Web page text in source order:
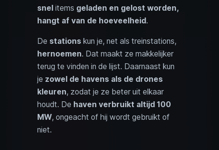
snel items geladen en gelost worden,
hangt af van de hoeveelheid.
De stations kun je, net als treinstations,
hernoemen. Dat maakt ze makkelijker
terug te vinden in de lijst. Daarnaast kun
je zowel de havens als de drones
kleuren, zodat je ze beter uit elkaar
houdt. De haven verbruikt altijd 100
MW, ongeacht of hij wordt gebruikt of
niet.